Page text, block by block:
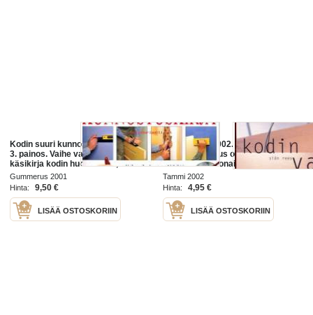
Kodin suuri kunnostuskirja. 2001,
3. painos. Vaihe vaiheelta etenevä
käsikirja kodin huoltotöihin,
korjauksiin ja uudistamiseen. Yli
450 värivalokuvaa ja
Gummerus 2001
Hinta:
9,50 €
LISÄÄ OSTOSKORIIN
Kodin valot, 2002. 2.
painos.Valaistus on tärkeä osa
asumisen kokonaisuutta. Se
vaikuttaa kodin toimivuuteen ja
käyttömukavuuteen, mutta myös
tunnelmaan ja
Tammi 2002
Hinta:
4,95 €
LISÄÄ OSTOSKORIIN